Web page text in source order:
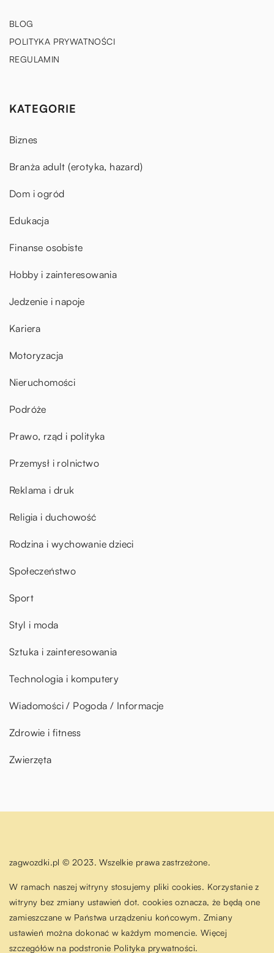
BLOG
POLITYKA PRYWATNOŚCI
REGULAMIN
KATEGORIE
Biznes
Branża adult (erotyka, hazard)
Dom i ogród
Edukacja
Finanse osobiste
Hobby i zainteresowania
Jedzenie i napoje
Kariera
Motoryzacja
Nieruchomości
Podróże
Prawo, rząd i polityka
Przemysł i rolnictwo
Reklama i druk
Religia i duchowość
Rodzina i wychowanie dzieci
Społeczeństwo
Sport
Styl i moda
Sztuka i zainteresowania
Technologia i komputery
Wiadomości / Pogoda / Informacje
Zdrowie i fitness
Zwierzęta
zagwozdki.pl © 2023. Wszelkie prawa zastrzeżone.
W ramach naszej witryny stosujemy pliki cookies. Korzystanie z
witryny bez zmiany ustawień dot. cookies oznacza, że będą one
zamieszczane w Państwa urządzeniu końcowym. Zmiany
ustawień można dokonać w każdym momencie. Więcej
szczegółów na podstronie Polityka prywatności.